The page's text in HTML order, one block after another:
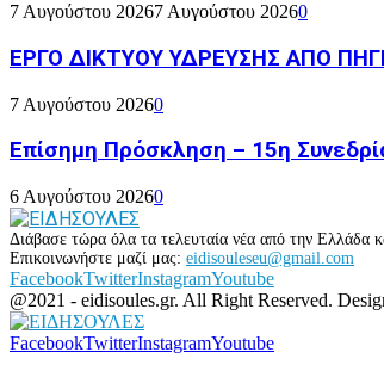
7 Αυγούστου 20267 Αυγούστου 20260
ΕΡΓΟ ΔΙΚΤΥΟΥ ΥΔΡΕΥΣΗΣ ΑΠΟ
7 Αυγούστου 20260
Επίσημη Πρόσκληση – 15η
6 Αυγούστου 20260
Διάβασε τώρα όλα τα τελευταία νέα από την Ελλάδα
Επικοινωνήστε μαζί μας: eidisouleseu@gmail.com
FacebookTwitterInstagramYoutube
@2021 - eidisoules.gr. All Right Reserved.
FacebookTwitterInstagramYoutube